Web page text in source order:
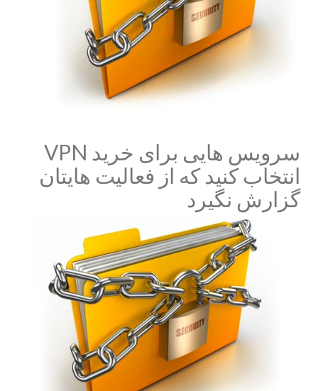
سرویس هایی برای خرید VPN
انتخاب کنید که از فعالیت هایتان
گزارش نگیرد